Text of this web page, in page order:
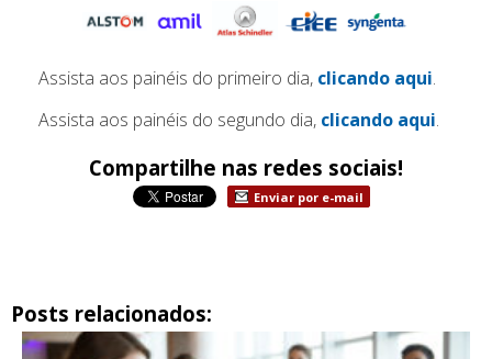
Assista aos painéis do primeiro dia, clicando aqui.
Assista aos painéis do segundo dia, clicando aqui.
Compartilhe nas redes sociais!
Enviar por e-mail
Posts relacionados: